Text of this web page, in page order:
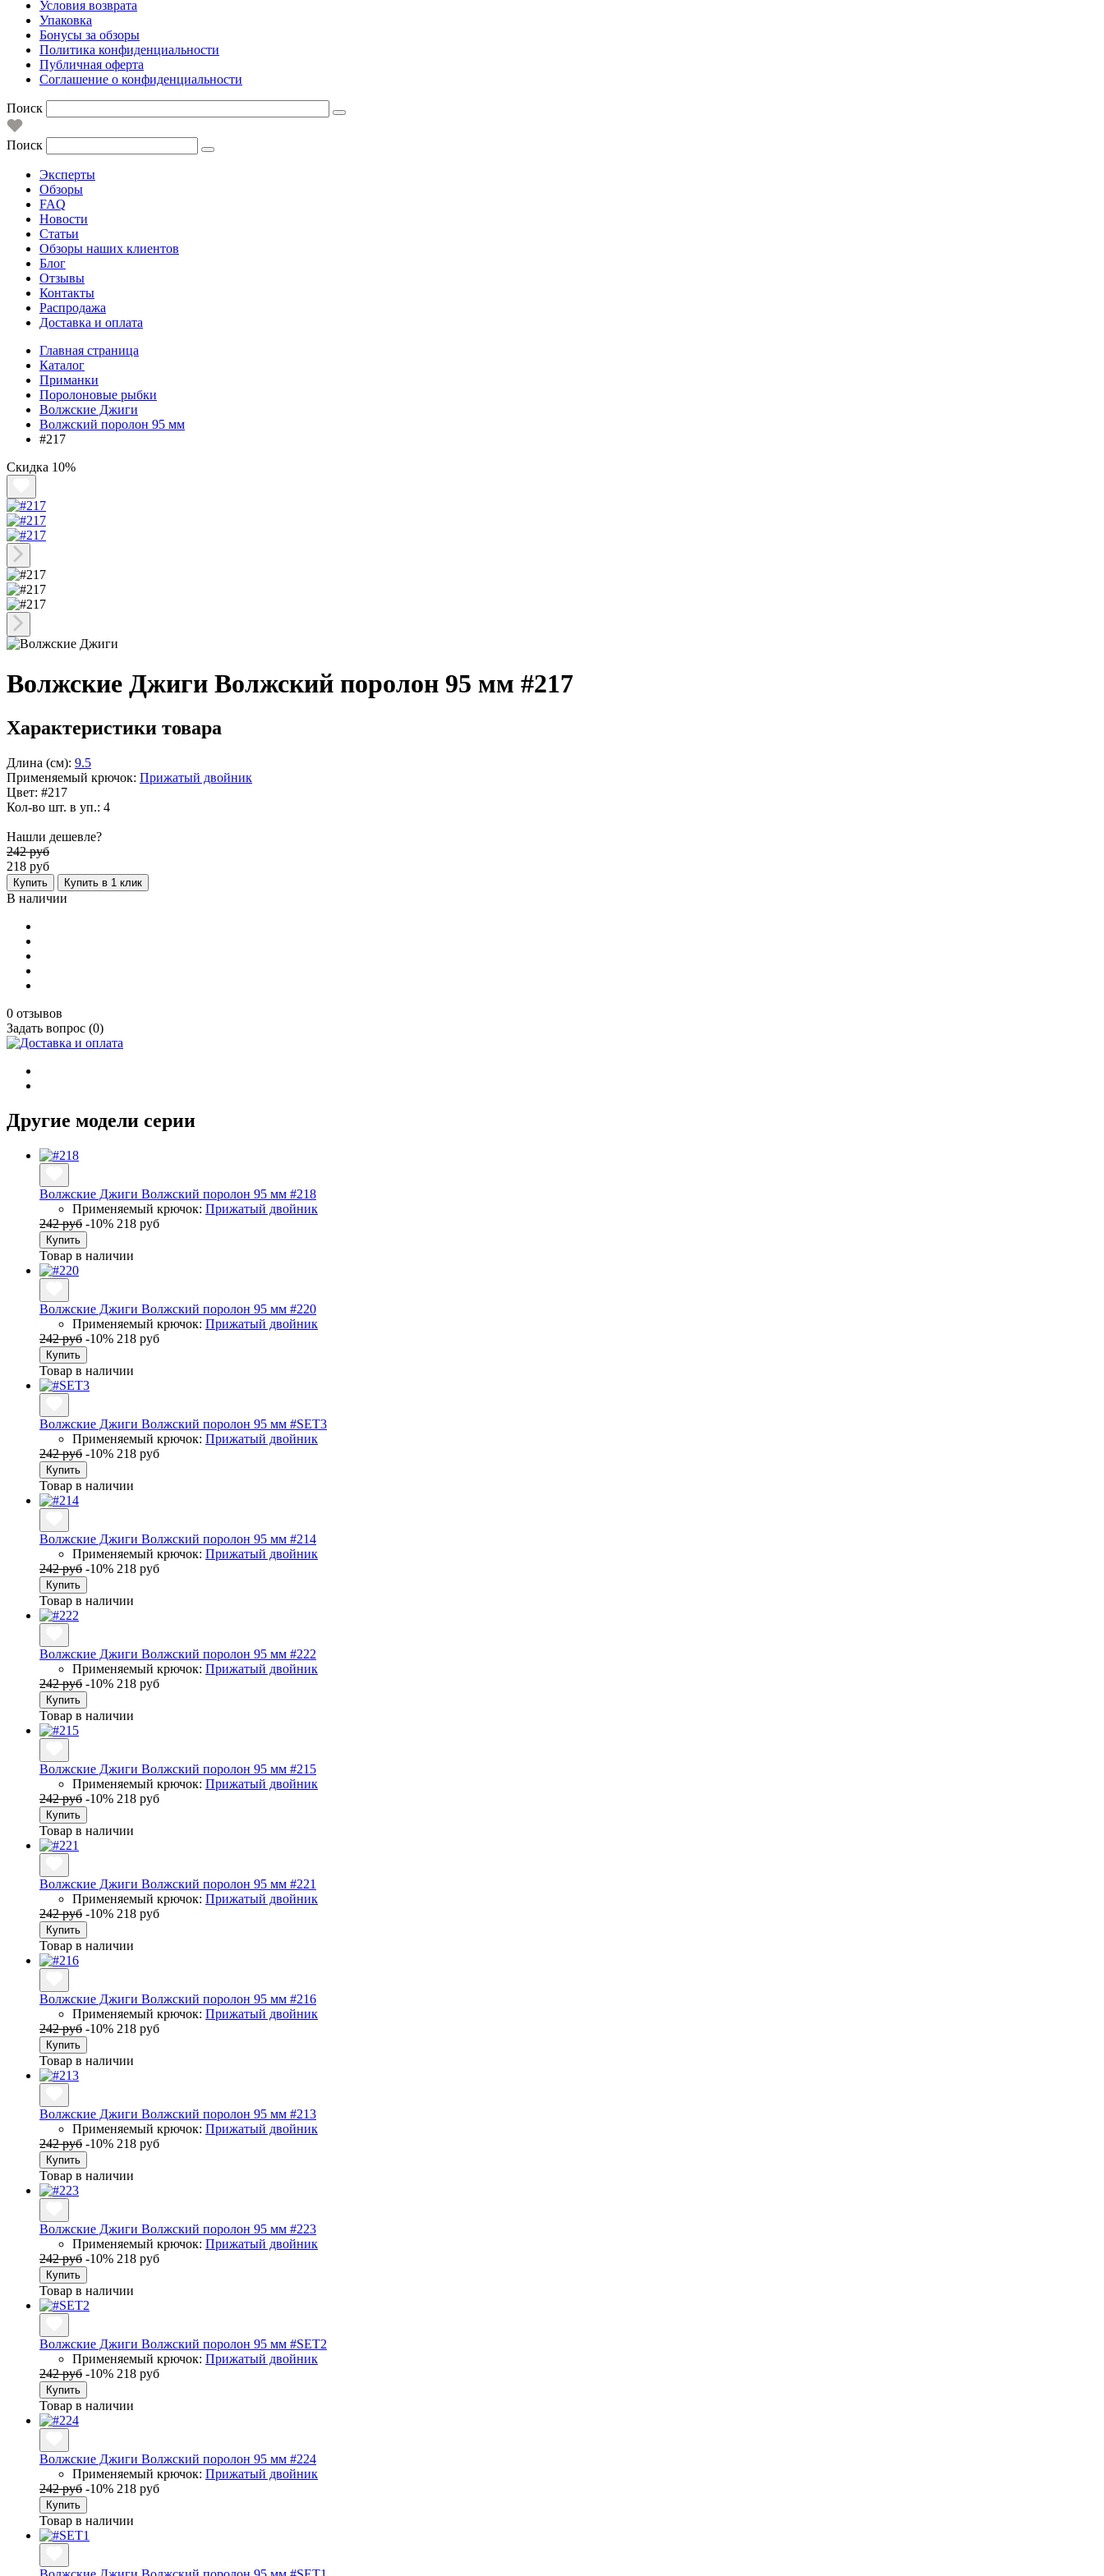
Условия возврата
Упаковка
Бонусы за обзоры
Политика конфиденциальности
Публичная оферта
Соглашение о конфиденциальности
Поиск
Поиск
Эксперты
Обзоры
FAQ
Новости
Статьи
Обзоры наших клиентов
Блог
Отзывы
Контакты
Распродажа
Доставка и оплата
Главная страница
Каталог
Приманки
Поролоновые рыбки
Волжские Джиги
Волжский поролон 95 мм
#217
Скидка 10%
Волжские Джиги Волжский поролон 95 мм #217
Характеристики товара
Длина (см): 9.5
Применяемый крючок: Прижатый двойник
Цвет: #217
Кол-во шт. в уп.: 4
Нашли дешевле?
242 руб
218 руб
Купить Купить в 1 клик
В наличии
0 отзывов
Задать вопрос (0)
Другие модели серии
Волжские Джиги Волжский поролон 95 мм #218
Применяемый крючок: Прижатый двойник
242 руб -10% 218 руб
Купить
Товар в наличии
Волжские Джиги Волжский поролон 95 мм #220
Применяемый крючок: Прижатый двойник
242 руб -10% 218 руб
Купить
Товар в наличии
Волжские Джиги Волжский поролон 95 мм #SET3
Применяемый крючок: Прижатый двойник
242 руб -10% 218 руб
Купить
Товар в наличии
Волжские Джиги Волжский поролон 95 мм #214
Применяемый крючок: Прижатый двойник
242 руб -10% 218 руб
Купить
Товар в наличии
Волжские Джиги Волжский поролон 95 мм #222
Применяемый крючок: Прижатый двойник
242 руб -10% 218 руб
Купить
Товар в наличии
Волжские Джиги Волжский поролон 95 мм #215
Применяемый крючок: Прижатый двойник
242 руб -10% 218 руб
Купить
Товар в наличии
Волжские Джиги Волжский поролон 95 мм #221
Применяемый крючок: Прижатый двойник
242 руб -10% 218 руб
Купить
Товар в наличии
Волжские Джиги Волжский поролон 95 мм #216
Применяемый крючок: Прижатый двойник
242 руб -10% 218 руб
Купить
Товар в наличии
Волжские Джиги Волжский поролон 95 мм #213
Применяемый крючок: Прижатый двойник
242 руб -10% 218 руб
Купить
Товар в наличии
Волжские Джиги Волжский поролон 95 мм #223
Применяемый крючок: Прижатый двойник
242 руб -10% 218 руб
Купить
Товар в наличии
Волжские Джиги Волжский поролон 95 мм #SET2
Применяемый крючок: Прижатый двойник
242 руб -10% 218 руб
Купить
Товар в наличии
Волжские Джиги Волжский поролон 95 мм #224
Применяемый крючок: Прижатый двойник
242 руб -10% 218 руб
Купить
Товар в наличии